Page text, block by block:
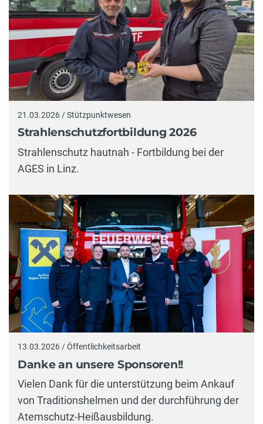
21.03.2026 / Stützpunktwesen
Strahlenschutzfortbildung 2026
Strahlenschutz hautnah - Fortbildung bei der
AGES in Linz.
13.03.2026 / Öffentlichkeitsarbeit
Danke an unsere Sponsoren!!
Vielen Dank für die unterstützung beim Ankauf
von Traditionshelmen und der durchführung der
Atemschutz-Heißausbildung.